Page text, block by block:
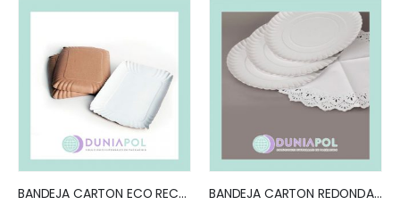
BANDEJA CARTON ECO RECTANGULAR (x100) BANDEJA CARTON REDONDA (x100)